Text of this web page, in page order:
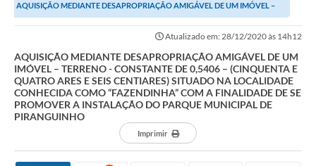
AQUISIÇÃO MEDIANTE DESAPROPRIAÇÃO AMIGÁVEL DE UM IMÓVEL –
Atualizado em: 28/12/2020 às 14h12
AQUISIÇÃO MEDIANTE DESAPROPRIAÇÃO AMIGÁVEL DE UM
IMÓVEL – TERRENO - CONSTANTE DE 0,5406 – (CINQUENTA E
QUATRO ARES E SEIS CENTIARES) SITUADO NA LOCALIDADE
CONHECIDA COMO “FAZENDINHA” COM A FINALIDADE DE SE
PROMOVER A INSTALAÇÃO DO PARQUE MUNICIPAL DE
PIRANGUINHO
Imprimir